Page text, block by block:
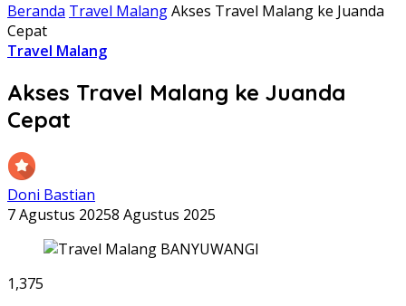
Beranda Travel MalangAkses Travel Malang ke Juanda
Cepat
Travel Malang
Akses Travel Malang ke Juanda
Cepat
Doni Bastian
7 Agustus 20258 Agustus 2025
1,375